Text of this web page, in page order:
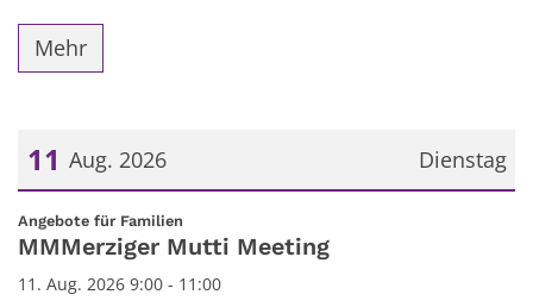
Mehr
Dienstag
11 Aug. 2026
Datum: 11. August 2026
Angebote für Familien
MMMerziger Mutti Meeting
11. Aug. 2026 9:00 - 11:00